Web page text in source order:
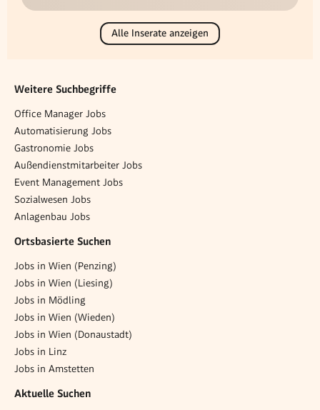
Alle Inserate anzeigen
Weitere Suchbegriffe
Office Manager Jobs
Automatisierung Jobs
Gastronomie Jobs
Außendienstmitarbeiter Jobs
Event Management Jobs
Sozialwesen Jobs
Anlagenbau Jobs
Ortsbasierte Suchen
Jobs in Wien (Penzing)
Jobs in Wien (Liesing)
Jobs in Mödling
Jobs in Wien (Wieden)
Jobs in Wien (Donaustadt)
Jobs in Linz
Jobs in Amstetten
Aktuelle Suchen